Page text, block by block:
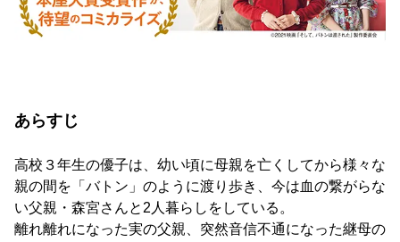
あらすじ
高校３年生の優子は、幼い頃に母親を亡くしてから様々な
親の間を「バトン」のように渡り歩き、今は血の繋がらな
い父親・森宮さんと2人暮らしをしている。
離れ離れになった実の父親、突然音信不通になった継母の